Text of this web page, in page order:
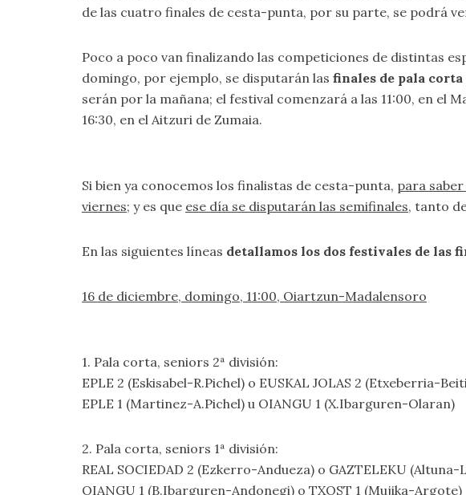
de las cuatro finales de cesta-punta, por su parte, se podrá
Poco a poco van finalizando las competiciones de distintas
domingo, por ejemplo, se disputarán las finales de pala
serán por la mañana; el festival comenzará a las 11:00, en el
16:30, en el Aitzuri de Zumaia.
Si bien ya conocemos los finalistas de cesta-punta, para
viernes; y es que ese día se disputarán las semifinales, tanto
En las siguientes líneas detallamos los dos festivales de las
16 de diciembre, domingo, 11:00, Oiartzun-Madalensoro
1. Pala corta, seniors 2ª división:
EPLE 2 (Eskisabel-R.Pichel) o EUSKAL JOLAS 2 (Etxeberria-
EPLE 1 (Martinez-A.Pichel) u OIANGU 1 (X.Ibarguren-Olaran)
2. Pala corta, seniors 1ª división:
REAL SOCIEDAD 2 (Ezkerro-Andueza) o GAZTELEKU
OIANGU 1 (B.Ibarguren-Andonegi) o TXOST 1 (Mujika-Argote)